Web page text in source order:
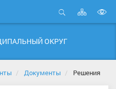
Открыть
Карта
сайта
ОКРУГ
Документы Решения